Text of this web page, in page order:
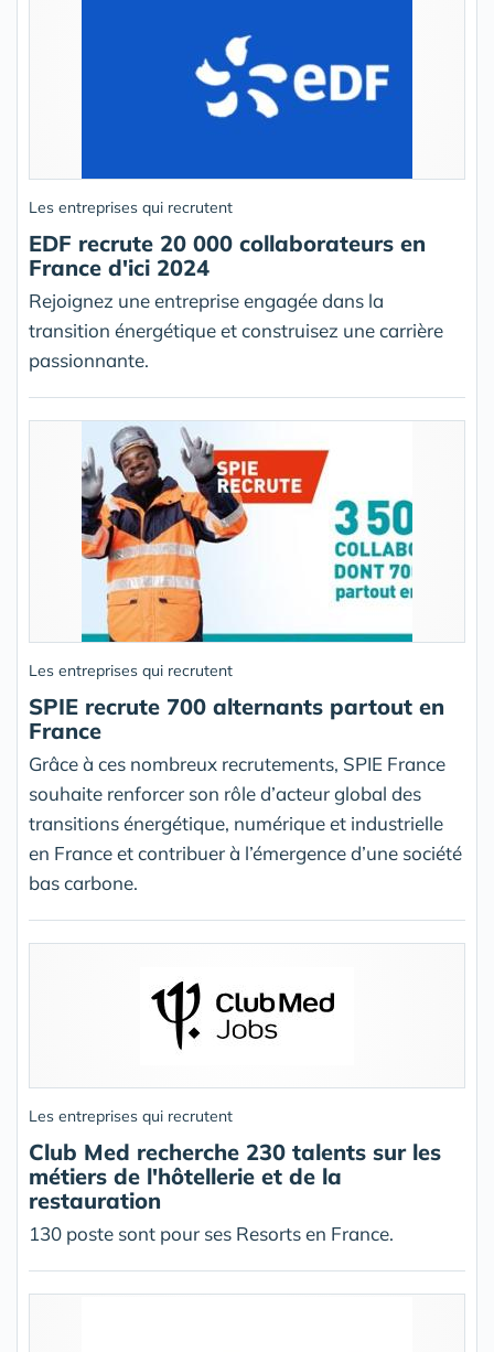
Les entreprises qui recrutent
EDF recrute 20 000 collaborateurs en
France d'ici 2024
Rejoignez une entreprise engagée dans la
transition énergétique et construisez une carrière
passionnante.
Les entreprises qui recrutent
SPIE recrute 700 alternants partout en
France
Grâce à ces nombreux recrutements, SPIE France
souhaite renforcer son rôle d’acteur global des
transitions énergétique, numérique et industrielle
en France et contribuer à l’émergence d’une société
bas carbone.
Les entreprises qui recrutent
Club Med recherche 230 talents sur les
métiers de l'hôtellerie et de la
restauration
130 poste sont pour ses Resorts en France.